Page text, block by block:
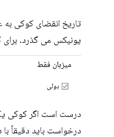
تاریخ انقضای کوکی به
یونیکس می گذرد.
میزبان فقط
بولی
درست است اگر کوکی
درخواست باید دقیقاً